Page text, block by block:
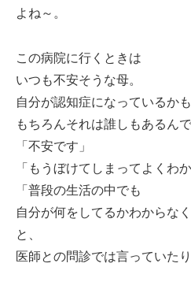
よね～。
この病院に行くときは
いつも不安そうな母。
自分が認知症になっているか
もちろんそれは誰しもあるん
「不安です」
「もうぼけてしまってよくわ
「普段の生活の中でも
自分が何をしてるかわからな
と、
医師との問診では言っていたり